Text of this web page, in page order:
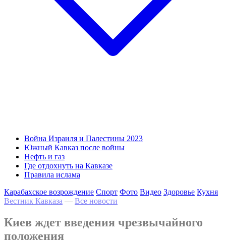
Война Израиля и Палестины 2023
Южный Кавказ после войны
Нефть и газ
Где отдохнуть на Кавказе
Правила ислама
Карабахское возрождение Спорт Фото Видео Здоровье Кухня
Вестник Кавказа — Все новости
Киев ждет введения чрезвычайного
положения